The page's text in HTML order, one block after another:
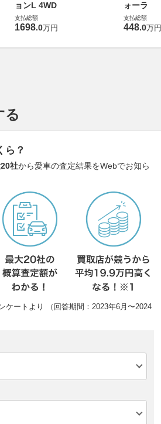
ョンL 4WD
支払総額
1698.0万円
ォーラ
支払総額
448.0万円
る
ら？
社から愛車の査定結果をWebでお知ら
ケートより （回答期間：2023年6月〜2024